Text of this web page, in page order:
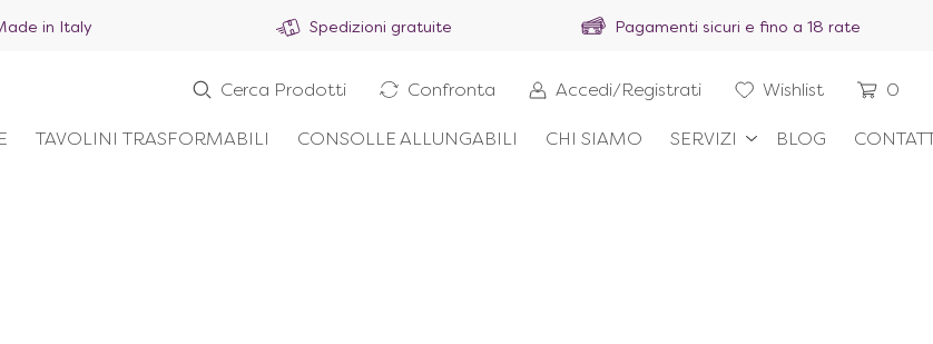
in Italy Spedizioni gratuite Pagamenti sicuri e fino a 18 rate
TAVOLINI TRASFORMABILI CONSOLLE ALLUNGABILI CHI SIAMO SERVIZI BLOG
Cerca Prodotti Confronta Accedi/Registrati Wishlist 0